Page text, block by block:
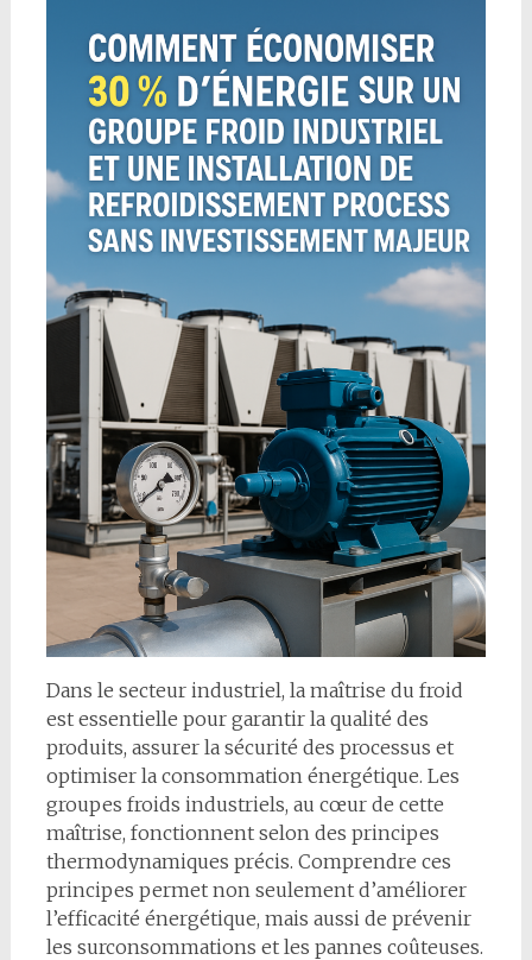
Dans le secteur industriel, la maîtrise du froid
est essentielle pour garantir la qualité des
produits, assurer la sécurité des processus et
optimiser la consommation énergétique. Les
groupes froids industriels, au cœur de cette
maîtrise, fonctionnent selon des principes
thermodynamiques précis. Comprendre ces
principes permet non seulement d’améliorer
l’efficacité énergétique, mais aussi de prévenir
les surconsommations et les pannes coûteuses.